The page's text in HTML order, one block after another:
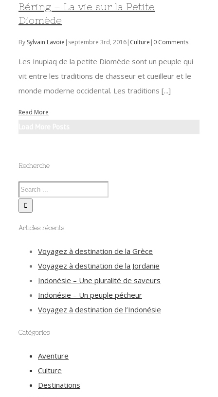
Béring – La vie sur la Petite
Diomède
By Sylvain Lavoie | septembre 3rd, 2016| Culture | 0 Comments
Les Inupiaq de la petite Diomède sont un peuple qui
vit entre les traditions de chasseur et cueilleur et le
monde moderne occidental. Les traditions [...]
Read More
Recherche
Articles récents
Voyagez à destination de la Grèce
Voyagez à destination de la Jordanie
Indonésie – Une pluralité de saveurs
Indonésie – Un peuple pécheur
Voyagez à destination de l’Indonésie
Catégories
Aventure
Culture
Destinations